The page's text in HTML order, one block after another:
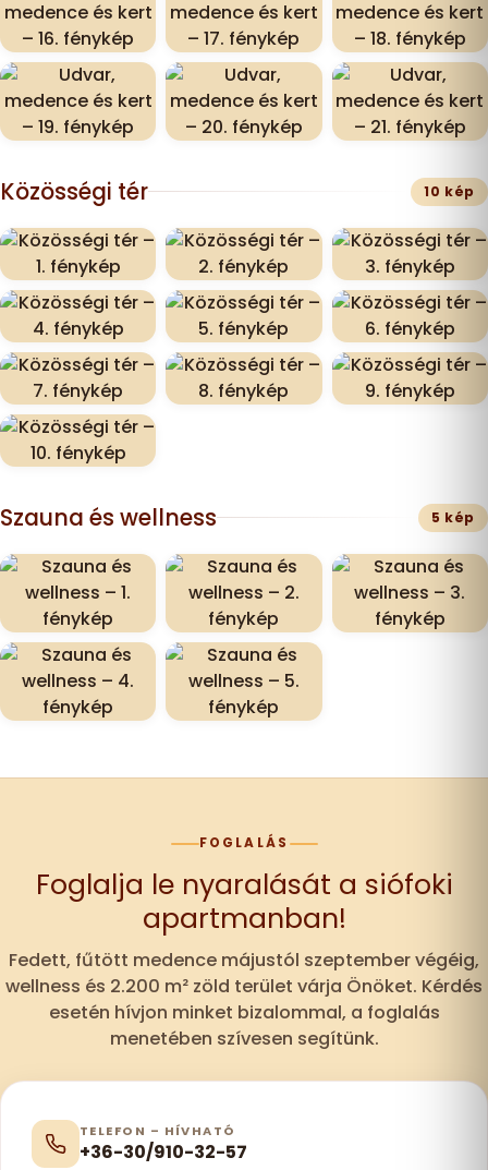
Közösségi tér 10 kép
Szauna és wellness 5 kép
FOGLALÁS
Foglalja le nyaralását a siófoki
apartmanban!
Fedett, fűtött medence májustól szeptember végéig,
wellness és 2.200 m² zöld terület várja Önöket. Kérdés
esetén hívjon minket bizalommal, a foglalás
menetében szívesen segítünk.
TELEFON – HÍVHATÓ
+36-30/910-32-57